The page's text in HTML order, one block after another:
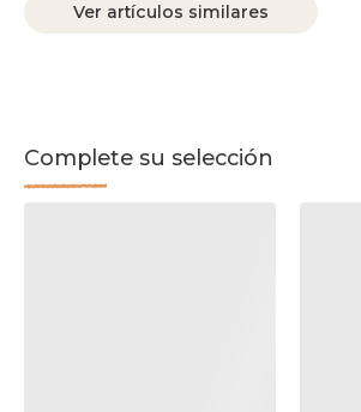
Ver artículos similares
Complete su selección